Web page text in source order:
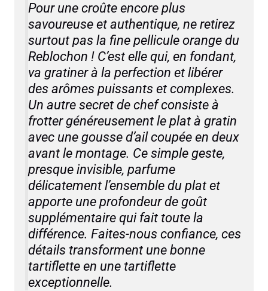
Pour une croûte encore plus
savoureuse et authentique, ne retirez
surtout pas la fine pellicule orange du
Reblochon ! C’est elle qui, en fondant,
va gratiner à la perfection et libérer
des arômes puissants et complexes.
Un autre secret de chef consiste à
frotter généreusement le plat à gratin
avec une gousse d’ail coupée en deux
avant le montage. Ce simple geste,
presque invisible, parfume
délicatement l’ensemble du plat et
apporte une profondeur de goût
supplémentaire qui fait toute la
différence. Faites-nous confiance, ces
détails transforment une bonne
tartiflette en une tartiflette
exceptionnelle.